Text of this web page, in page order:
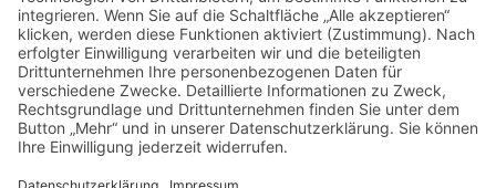
Folgen Sie uns auf Instagram
Aloha Ohana